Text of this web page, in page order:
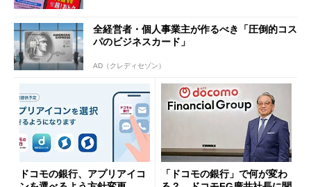
全経営者・個人事業主が作るべき「圧倒的コス
パのビジネスカード」
AD（クレディセゾン）
ドコモの銀行、アプリアイコ
「ドコモの銀行」で何が変わ